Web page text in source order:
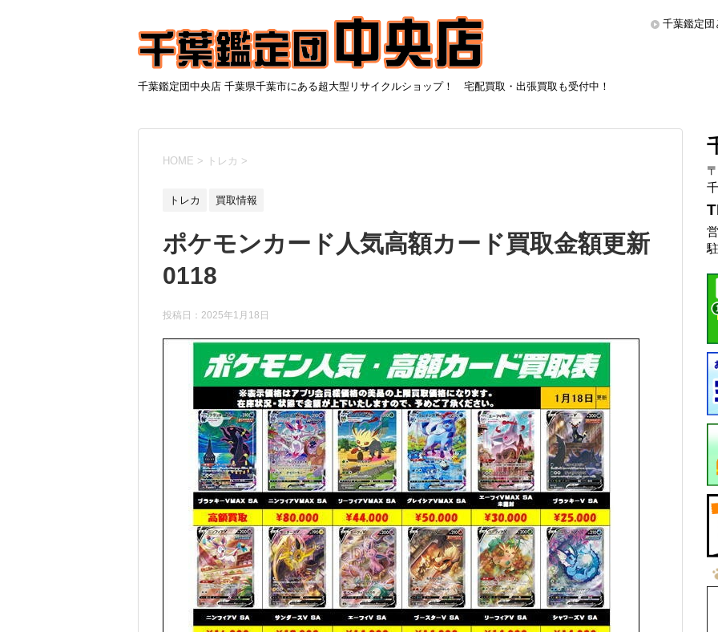
千葉鑑定団中央店 千葉県千葉市にある超大型リサイクルショップ！ 宅配買取・出張買取も受付中！
千葉鑑定団
HOME > トレカ >
トレカ 買取情報
ポケモンカード人気高額カード買取金額更新
0118
投稿日： 2025年1月18日